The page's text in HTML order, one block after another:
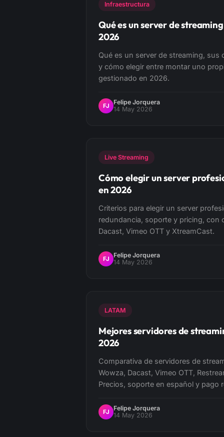
Infraestructura
Qué es un server de
2026
Qué es un server de streaming,
y cómo elegir entre montar uno
gestionado en 2026.
FJ
Felipe Jorquera
14 May 2026
Live Streaming
Cómo elegir un server
en 2026
Criterios para elegir un server
redundancia, soporte y pricing, con
Dacast, Vimeo OTT y XtreamCast.
FJ
Felipe Jorquera
14 May 2026
LATAM
Mejores servidores de
2026
Comparativa de servidores de
Wowza, Dacast, Vimeo OTT,
Precios, soporte en español y pago
FJ
Felipe Jorquera
14 May 2026